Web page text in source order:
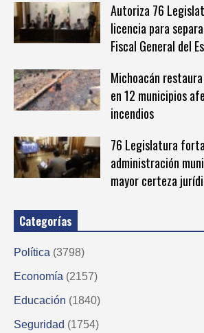
Autoriza 76
licencia para
Fiscal General del
Michoacán
en 12 municipios
incendios
76 Legislatura
administración
mayor certeza
Categorías
Política (3798)
Economía (2157)
Educación (1840)
Seguridad (1754)